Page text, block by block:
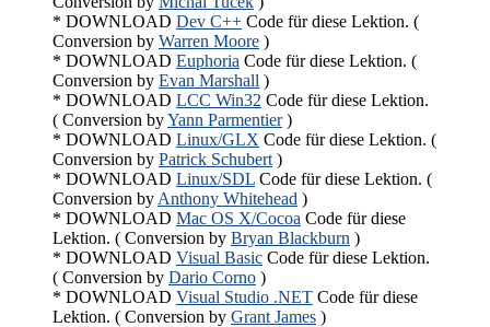
* DOWNLOAD Dev C++ Code für diese Lektion. (
Conversion by Warren Moore )
* DOWNLOAD Euphoria Code für diese Lektion. (
Conversion by Evan Marshall )
* DOWNLOAD LCC Win32 Code für diese Lektion.
( Conversion byYann Parmentier)
* DOWNLOAD Linux/GLX Code für diese Lektion. (
Conversion by Patrick Schubert )
* DOWNLOAD Linux/SDL Code für diese Lektion. (
Conversion by Anthony Whitehead )
* DOWNLOAD Mac OS X/Cocoa Code für diese
Lektion. ( Conversion by Bryan Blackburn )
* DOWNLOAD Visual Basic Code für diese Lektion.
( Conversion by Dario Corno )
* DOWNLOAD Visual Studio .NET Code für diese
Lektion. ( Conversion by Grant James )